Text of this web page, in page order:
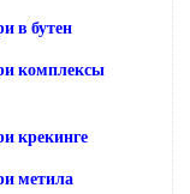
в бутен
комплексы
крекинге
метила